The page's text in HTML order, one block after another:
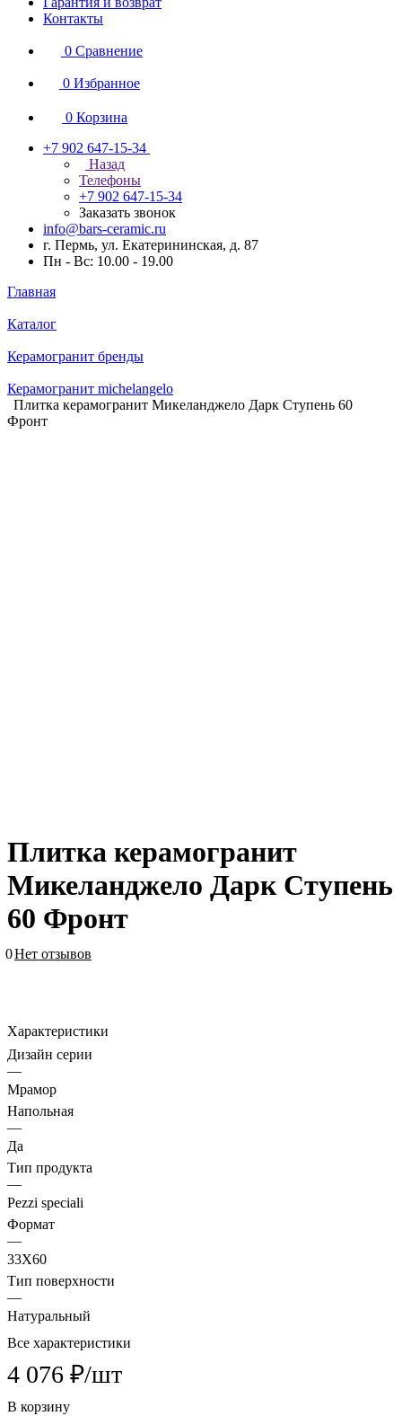
Контакты
0 Сравнение
0 Избранное
0 Корзина
+7 902 647-15-34
Назад
Телефоны
+7 902 647-15-34
Заказать звонок
info@bars-ceramic.ru
г. Пермь, ул. Екатерининская, д. 87
Пн - Вс: 10.00 - 19.00
Главная
Каталог
Керамогранит бренды
Керамогранит michelangelo
Плитка керамогранит Микеланджело Дарк Ступень 60
Фронт
Плитка керамогранит
Микеланджело Дарк Ступень
60 Фронт
0Нет отзывов
Характеристики
Дизайн серии
—
Мрамор
Напольная
—
Да
Тип продукта
—
Pezzi speciali
Формат
—
33X60
Тип поверхности
—
Натуральный
Все характеристики
4 076 ₽/шт
В корзину